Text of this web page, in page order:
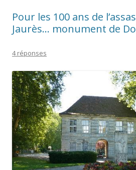
Pour les 100 ans de
Jaurès… monument de
4 réponses